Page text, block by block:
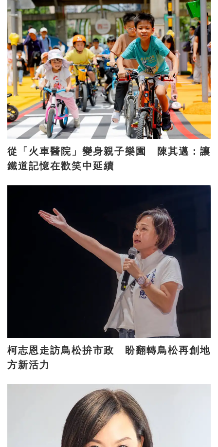
從「火車醫院」變身親子樂園 陳其邁：讓
鐵道記憶在歡笑中延續
柯志恩走訪鳥松拚市政 盼翻轉鳥松再創地
方新活力